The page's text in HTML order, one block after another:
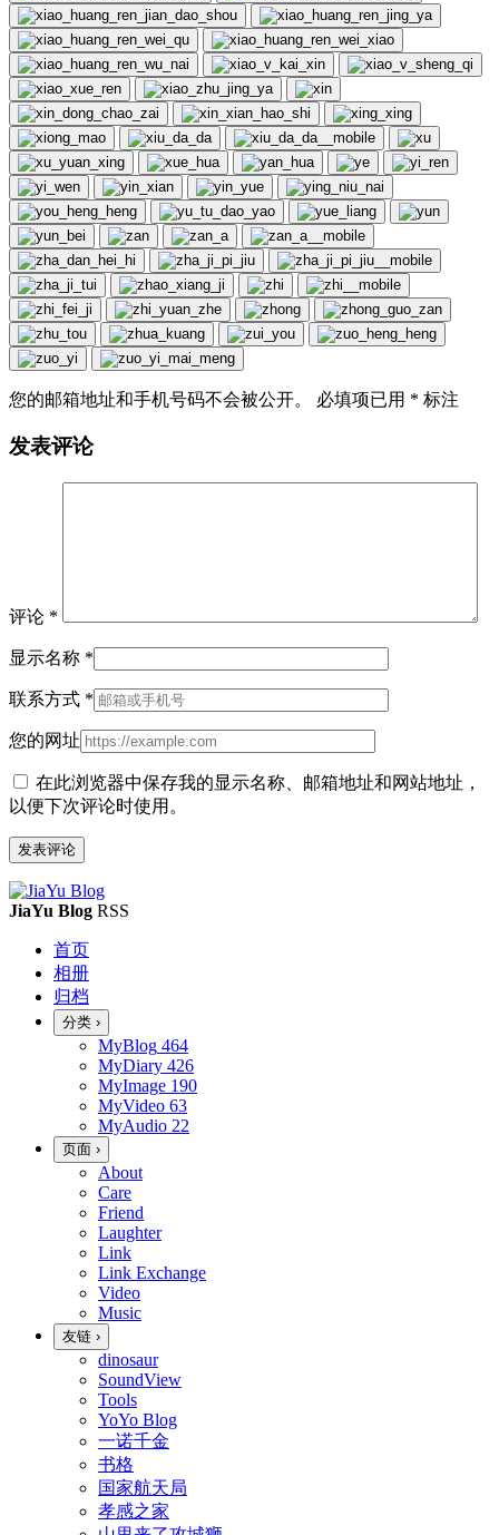
您的邮箱地址和手机号码不会被公开。 必填项已用 * 标注
发表评论
评论 *
显示名称 *
联系方式 *
您的网址
在此浏览器中保存我的显示名称、邮箱地址和网站地址，
以便下次评论时使用。
JiaYu Blog RSS
首页
相册
归档
分类 ›
MyBlog 464
MyDiary 426
MyImage 190
MyVideo 63
MyAudio 22
页面 ›
About
Care
Friend
Laughter
Link
Link Exchange
Video
Music
友链 ›
dinosaur
SoundView
Tools
YoYo Blog
一诺千金
书格
国家航天局
孝感之家